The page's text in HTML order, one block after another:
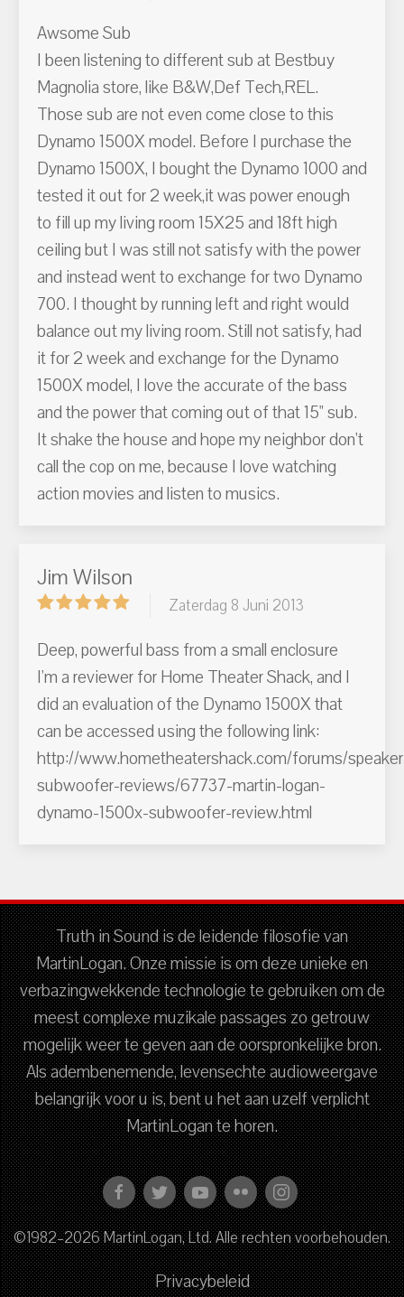
Awsome Sub
I been listening to different sub at Bestbuy
Magnolia store, like B&W,Def Tech,REL.
Those sub are not even come close to this
Dynamo 1500X model. Before I purchase the
Dynamo 1500X, I bought the Dynamo 1000 and
tested it out for 2 week,it was power enough
to fill up my living room 15X25 and 18ft high
ceiling but I was still not satisfy with the power
and instead went to exchange for two Dynamo
700. I thought by running left and right would
balance out my living room. Still not satisfy, had
it for 2 week and exchange for the Dynamo
1500X model, I love the accurate of the bass
and the power that coming out of that 15" sub.
It shake the house and hope my neighbor don't
call the cop on me, because I love watching
action movies and listen to musics.
Jim Wilson
Zaterdag 8 Juni 2013
Deep, powerful bass from a small enclosure
I'm a reviewer for Home Theater Shack, and I
did an evaluation of the Dynamo 1500X that
can be accessed using the following link:
http://www.hometheatershack.com/forums/
subwoofer-reviews/67737-martin-logan-
dynamo-1500x-subwoofer-review.html
Truth in Sound is de leidende filosofie van
MartinLogan. Onze missie is om deze unieke en
verbazingwekkende technologie te gebruiken om de
meest complexe muzikale passages zo getrouw
mogelijk weer te geven aan de oorspronkelijke bron.
Als adembenemende, levensechte audioweergave
belangrijk voor u is, bent u het aan uzelf verplicht
MartinLogan te horen.
©1982–2026 MartinLogan, Ltd. Alle rechten voorbehouden.
Privacybeleid